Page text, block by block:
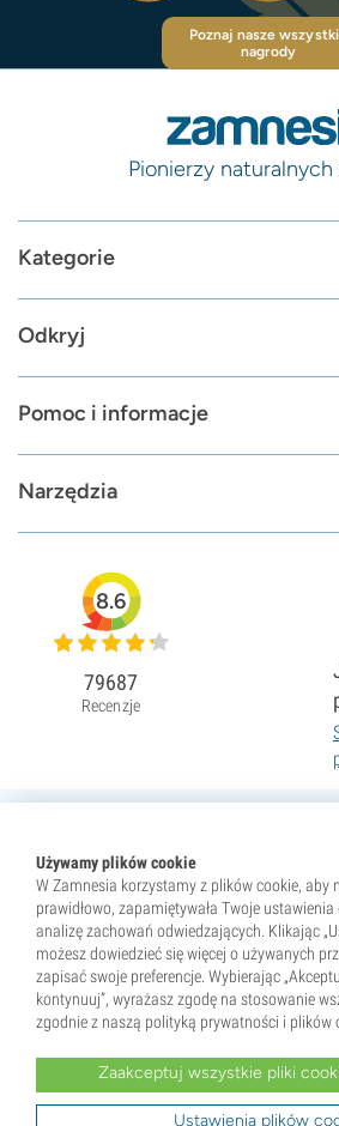
Poznaj nasze
nagrody
Pionierzy naturalnych
Kategorie
Odkryj
Pomoc i informacje
Narzędzia
Używamy plików cookie
W Zamnesia korzystamy z plików cookie, aby
prawidłowo, zapamiętywała Twoje
analizę zachowań odwiedzających. Klikając
możesz dowiedzieć się więcej o używanych
zapisać swoje preferencje. Wybierając
kontynuuj”, wyrażasz zgodę na stosowanie
zgodnie z naszą polityką prywatności i plików
Zaakceptuj wszystkie pliki
Ustawienia plików
8.6
79687
Recenzje
* Nasiona są sprzedawane wyłącznie jako pamiątki. Kiełkowanie
zamieszkania oraz znasz obowiązujące przepisy. Zamnesia nie